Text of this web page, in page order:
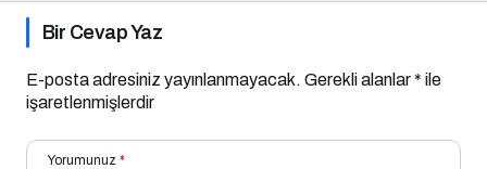
Bir Cevap Yaz
E-posta adresiniz yayınlanmayacak. Gerekli alanlar* ile
işaretlenmişlerdir
Yorumunuz *